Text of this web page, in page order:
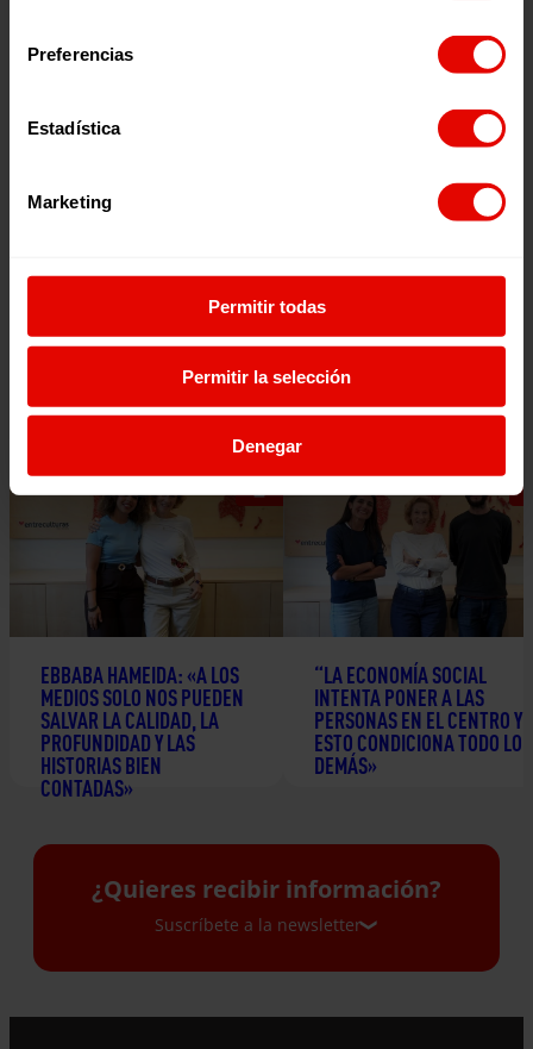
Preferencias
Estadística
Marketing
Permitir todas
Permitir la selección
Denegar
Episodios relacionados:
EBBABA HAMEIDA: «A LOS
MEDIOS SOLO NOS PUEDEN
SALVAR LA CALIDAD, LA
PROFUNDIDAD Y LAS
HISTORIAS BIEN
CONTADAS»
“LA ECONOMÍA SOCIAL
INTENTA PONER A LAS
PERSONAS EN EL CENTRO Y
ESTO CONDICIONA TODO LO
DEMÁS»
¿Quieres recibir información?
Suscríbete a la newsletter